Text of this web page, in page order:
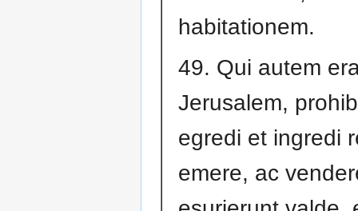
habitationem.
49. Qui autem
Jerusalem,
egredi et ingredi
emere, ac